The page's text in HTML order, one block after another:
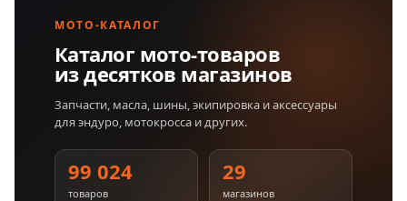
МОТО-КАТАЛОГ
Каталог мото-товаров
из десятков магазинов
Запчасти, масла, шины, экипировка и аксессуары
для эндуро, мотокросса и других.
99 024
товаров
29
магазинов